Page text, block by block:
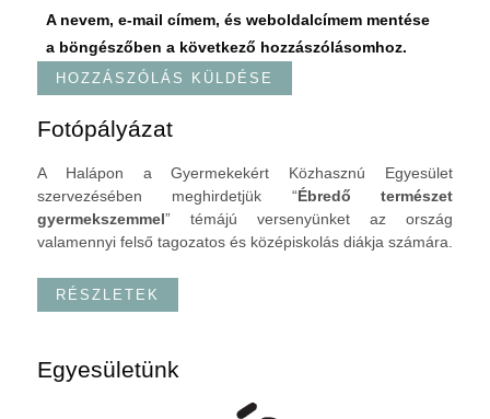
A nevem, e-mail címem, és weboldalcímem mentése
a böngészőben a következő hozzászólásomhoz.
Fotópályázat
A Halápon a Gyermekekért Közhasznú Egyesület
szervezésében meghirdetjük “Ébredő természet
gyermekszemmel” témájú versenyünket az ország
valamennyi felső tagozatos és középiskolás diákja számára.
RÉSZLETEK
Egyesületünk